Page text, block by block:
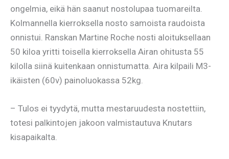
ongelmia, eikä hän saanut nostolupaa tuomareilta.
Kolmannella kierroksella nosto samoista raudoista
onnistui. Ranskan Martine Roche nosti aloituksellaan
50 kiloa yritti toisella kierroksella Airan ohitusta 55
kilolla siinä kuitenkaan onnistumatta. Aira kilpaili M3-
ikäisten (60v) painoluokassa 52kg.
– Tulos ei tyydytä, mutta mestaruudesta nostettiin,
totesi palkintojen jakoon valmistautuva Knutars
kisapaikalta.